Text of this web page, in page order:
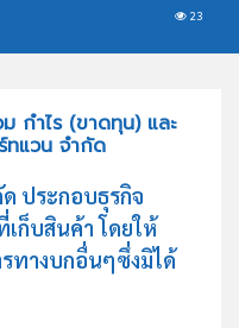
23
กำไร (ขาดทุน) และ
ทแวน จำกัด
ประกอบธุรกิจ
ก็บสินค้า โดยให้
ทางบกอื่นๆซึ่งมิได้